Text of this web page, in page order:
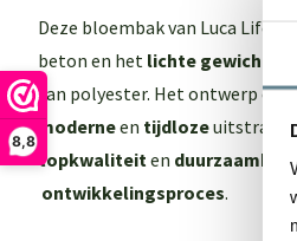
8,8
Deze bloembak van Luca
beton en het lichte gewich
van polyester. Het ontwerp en
moderneen tijdloze
topkwaliteit en duurzaamheid
ontwikkelingsproces.